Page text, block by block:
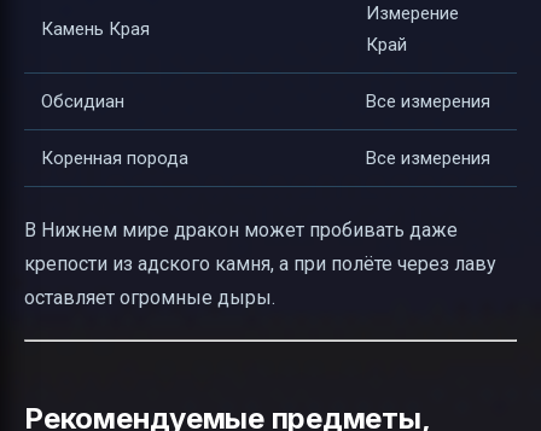
Камень Края
Измерение
Край
Обсидиан Все измерения
Коренная порода Все измерения
В Нижнем мире дракон может пробивать даже
крепости из адского камня, а при полёте через лаву
оставляет огромные дыры.
Рекомендуемые предметы,